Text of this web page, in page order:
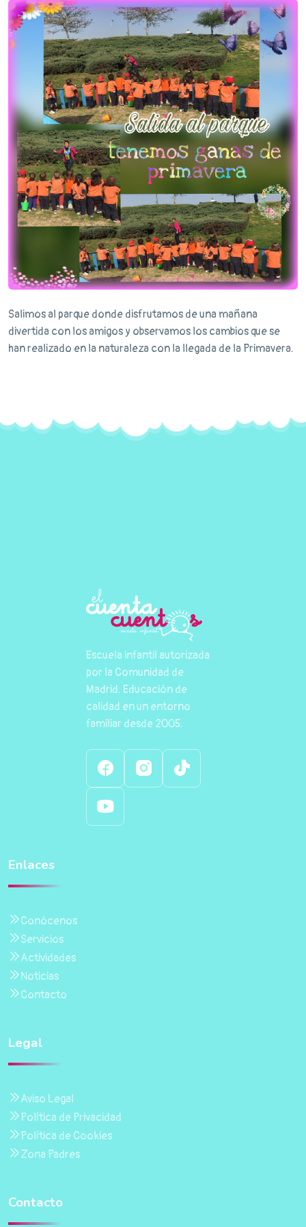
Salimos al parque donde disfrutamos de una mañana
divertida con los amigos y observamos los cambios que se
han realizado en la naturaleza con la llegada de la Primavera.
Escuela infantil autorizada
por la Comunidad de
Madrid. Educación de
calidad en un entorno
familiar desde 2005.
Enlaces
Conócenos
Servicios
Actividades
Noticias
Contacto
Legal
Aviso Legal
Política de Privacidad
Política de Cookies
Zona Padres
Contacto